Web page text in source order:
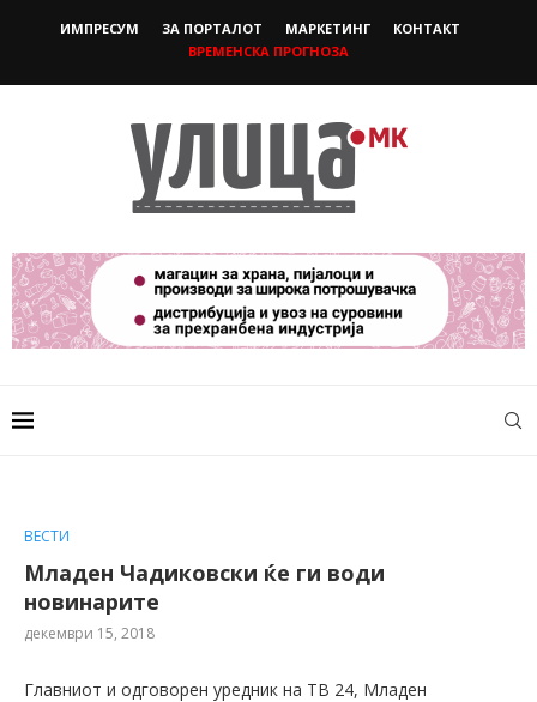
ИМПРЕСУМ ЗА ПОРТАЛОТ МАРКЕТИНГ
КОНТАКТ
ВРЕМЕНСКА ПРОГНОЗА
ВЕСТИ
Младен Чадиковски ќе ги води
новинарите
декември 15, 2018
Главниот и одговорен уредник на ТВ 24, Младен